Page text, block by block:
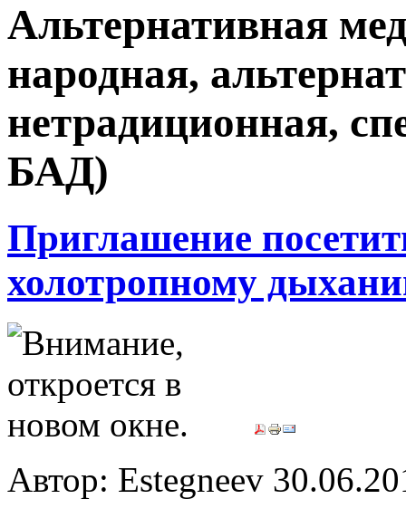
Альтернативная
народная,
нетрадиционная,
БАД)
Приглашение
холотропному
Автор: Estegneev